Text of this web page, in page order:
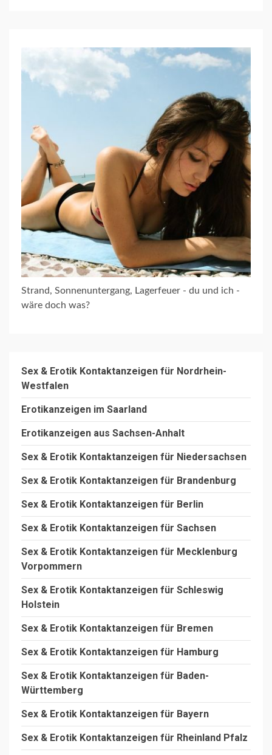
Strand, Sonnenuntergang, Lagerfeuer - du und ich -
wäre doch was?
Sex & Erotik Kontaktanzeigen für Nordrhein-
Westfalen
Erotikanzeigen im Saarland
Erotikanzeigen aus Sachsen-Anhalt
Sex & Erotik Kontaktanzeigen für Niedersachsen
Sex & Erotik Kontaktanzeigen für Brandenburg
Sex & Erotik Kontaktanzeigen für Berlin
Sex & Erotik Kontaktanzeigen für Sachsen
Sex & Erotik Kontaktanzeigen für Mecklenburg
Vorpommern
Sex & Erotik Kontaktanzeigen für Schleswig
Holstein
Sex & Erotik Kontaktanzeigen für Bremen
Sex & Erotik Kontaktanzeigen für Hamburg
Sex & Erotik Kontaktanzeigen für Baden-
Württemberg
Sex & Erotik Kontaktanzeigen für Bayern
Sex & Erotik Kontaktanzeigen für Rheinland Pfalz